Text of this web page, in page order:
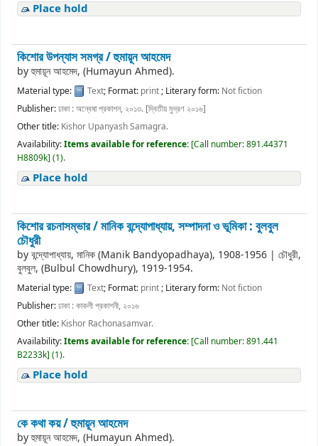
Place hold
কিশোর উপন্যাস সমগ্র /হুমায়ূন আহমেদ
byহুমায়ূন আহমেদ, (Humayun Ahmed).
Material type: Text; Format: print; Literary form: Not fiction
Publisher:ঢাকা : অন্বেষা প্রকাশন, ২০১৩. [দ্বিতীয় মুদ্রণ ২০১৬]
Other title: Kishor Upanyash Samagra.
Availability:Items available for reference: [Call number:891.44371
H8809k] (1).
Place hold
কিশোর রচনাসম্ভার /মানিক বন্দ্যোপাধ্যায়, সম্পাদনা ও ভূমিকা : বুলবুল
চৌধুরী
byবন্দ্যোপাধ্যায়, মানিক (Manik Bandyopadhaya), 1908-1956 | চৌধুরী,
বুলবুল, (Bulbul Chowdhury), 1919-1954.
Material type: Text; Format: print; Literary form: Not fiction
Publisher:ঢাকা : কাকলী প্রকাশনী, ২০১৬
Other title: Kishor Rachonasamvar.
Availability:Items available for reference: [Call number:891.441
B2233k] (1).
Place hold
কে কথা কয় /হুমায়ূন আহমেদ
byহুমায়ূন আহমেদ, (Humayun Ahmed).